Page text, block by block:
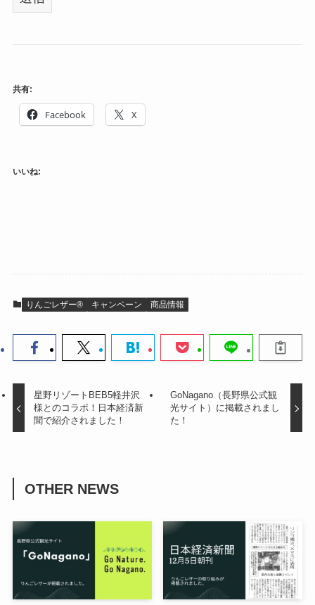
共有:
Facebook X
いいね:
りんごレザー® キャンペーン 商品情報
星野リゾートBEB5軽井沢
様とのコラボ！日本経済新
聞で紹介されました！
GoNagano（長野県公式観
光サイト）に掲載されまし
た！
OTHER NEWS